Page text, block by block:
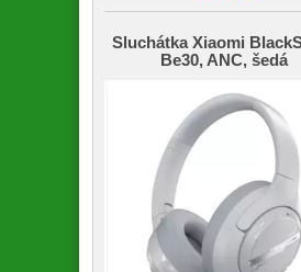
Sluchátka Xiaomi
Be30, ANC, šedá